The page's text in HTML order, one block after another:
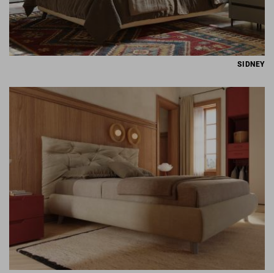
SIDNEY